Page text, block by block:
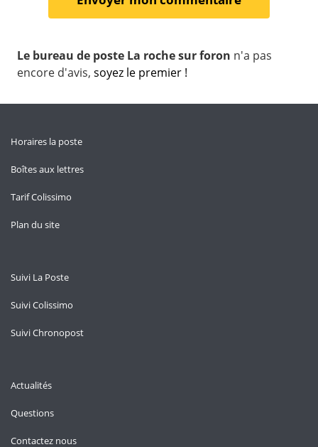
Le bureau de poste La roche sur foron n'a pas
encore d'avis, soyez le premier !
Horaires la poste
Boîtes aux lettres
Tarif Colissimo
Plan du site
Suivi La Poste
Suivi Colissimo
Suivi Chronopost
Actualités
Questions
Contactez nous